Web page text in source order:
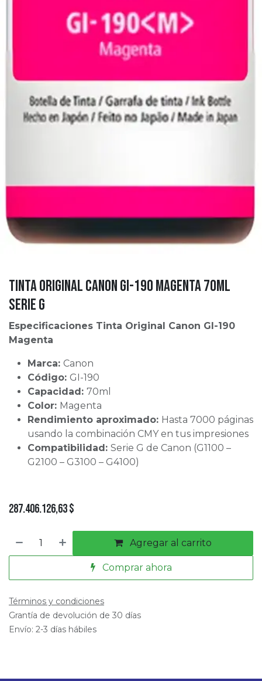
Tinta Original Canon GI-190 Magenta 70ml
Serie G
Especificaciones Tinta Original Canon GI-190
Magenta
Marca: Canon
Código: GI-190
Capacidad: 70ml
Color: Magenta
Rendimiento aproximado: Hasta 7000 páginas
usando la combinación CMY en tus impresiones
Compatibilidad: Serie G de Canon (G1100 –
G2100 – G3100 – G4100)
287.406.126,63$
Agregar al carrito
Comprar ahora
Términos y condiciones
Grantía de devolución de 30 días
Envío: 2-3 días hábiles